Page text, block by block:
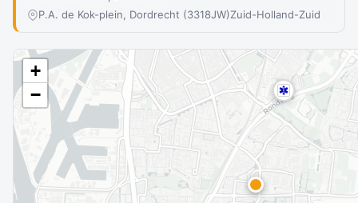
P.A. de Kok-plein, Dordrecht (3318JW)Zuid-Holland-Zuid
+
−